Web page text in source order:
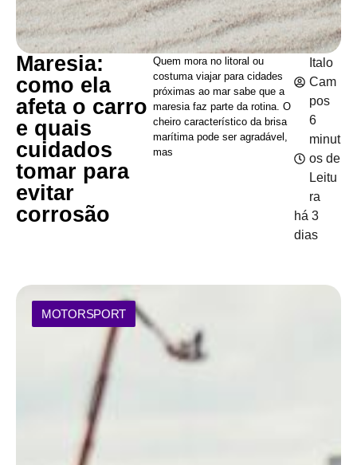
Maresia:
como ela
afeta o carro
e quais
cuidados
tomar para
evitar
corrosão
Quem mora no litoral ou
costuma viajar para cidades
próximas ao mar sabe que a
maresia faz parte da rotina. O
cheiro característico da brisa
marítima pode ser agradável,
mas
Italo
Cam
pos
6
minut
os de
Leitu
ra
há 3
dias
MOTORSPORT